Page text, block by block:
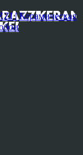
Керамическая